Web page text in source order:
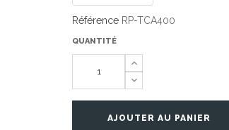
Référence RP-TCA400
QUANTITÉ
AJOUTER AU PANIER